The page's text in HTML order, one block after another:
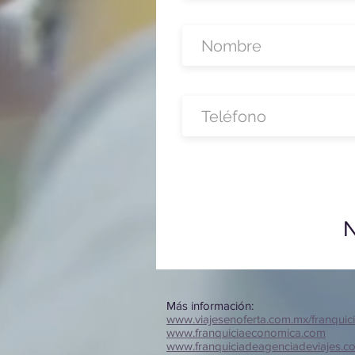
Más información:
www.viajesenoferta.com.mx/
www.franquiciaeconomica.com